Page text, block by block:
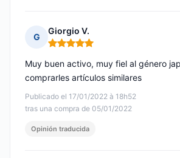
G
Giorgio V.
Nota: 5 de 5
Publicado el 17/01/2022 à 18h52
tras una compra de 05/01/2022
Muy buen activo, muy fiel al género
comprarles artículos similares
Opinión traducida